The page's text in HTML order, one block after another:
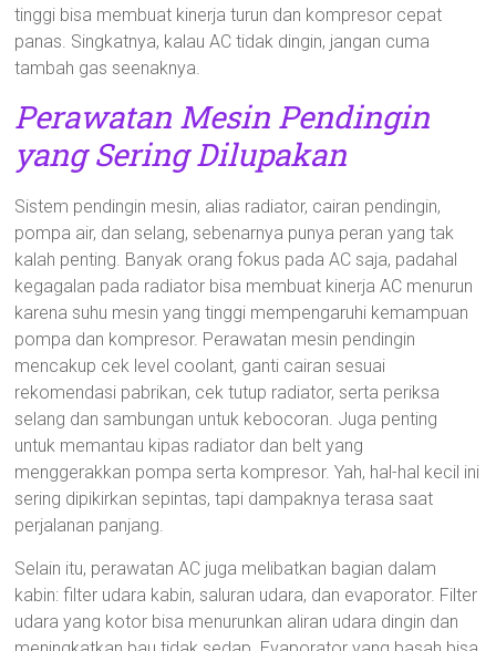
tinggi bisa membuat kinerja turun dan kompresor cepat
panas. Singkatnya, kalau AC tidak dingin, jangan cuma
tambah gas seenaknya.
Perawatan Mesin Pendingin
yang Sering Dilupakan
Sistem pendingin mesin, alias radiator, cairan pendingin,
pompa air, dan selang, sebenarnya punya peran yang tak
kalah penting. Banyak orang fokus pada AC saja, padahal
kegagalan pada radiator bisa membuat kinerja AC menurun
karena suhu mesin yang tinggi mempengaruhi kemampuan
pompa dan kompresor. Perawatan mesin pendingin
mencakup cek level coolant, ganti cairan sesuai
rekomendasi pabrikan, cek tutup radiator, serta periksa
selang dan sambungan untuk kebocoran. Juga penting
untuk memantau kipas radiator dan belt yang
menggerakkan pompa serta kompresor. Yah, hal-hal kecil ini
sering dipikirkan sepintas, tapi dampaknya terasa saat
perjalanan panjang.
Selain itu, perawatan AC juga melibatkan bagian dalam
kabin: filter udara kabin, saluran udara, dan evaporator. Filter
udara yang kotor bisa menurunkan aliran udara dingin dan